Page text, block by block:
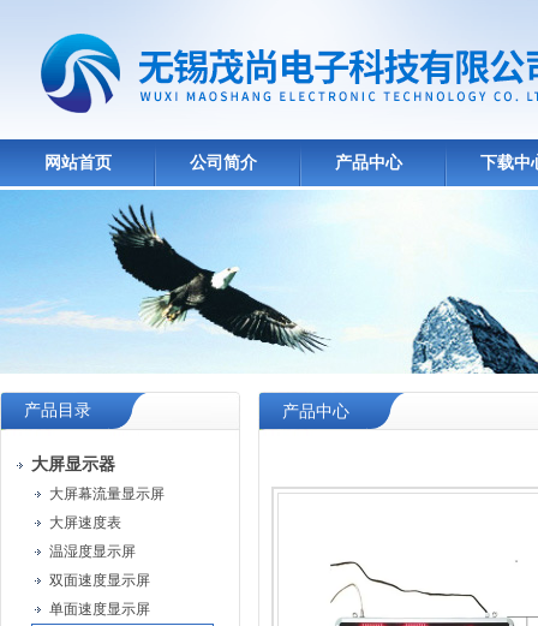
网站首页 公司简介 产品中心 下载中
产品目录
大屏显示器
大屏幕流量显示屏
大屏速度表
温湿度显示屏
双面速度显示屏
单面速度显示屏
产品中心